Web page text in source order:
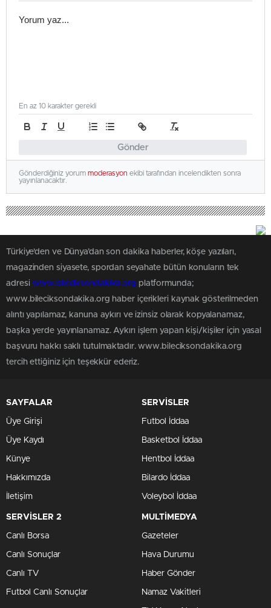
Gönder
En az 10 karakter gerekli
Gönderdiğiniz yorum moderasyon ekibi tarafından incelendikten sonra
yayınlanacaktır.
Türkiye'den ve Dünya’dan son dakika haberler, köşe yazıları,
magazinden siyasete, spordan seyahate bütün konuların tek
adresiwww.bileciksondakika.org platformunda;
www.bileciksondakika.org haber içerikleri kaynak gösterilmeden
alıntı yapılamaz, kanuna aykırı ve izinsiz olarak kopyalanamaz,
başka yerde yayınlanamaz. Aykırı işlem yapan kişi/kişiler için yasal
başvuru hakkı saklı tutulmaktadır. www.bileciksondakika.org
tercih ettiğiniz için teşekkür ederiz.
SAYFALAR
Üye Girişi
Üye Kaydı
Künye
Hakkımızda
İletişim
SERVİSLER
Futbol İddaa
Basketbol İddaa
Hentbol İddaa
Bilardo İddaa
Voleybol İddaa
SERVİSLER 2
Canlı Borsa
Canlı Sonuçlar
Canlı TV
Futbol Canlı Sonuçlar
MULTİMEDYA
Gazeteler
Hava Durumu
Haber Gönder
Namaz Vakitleri